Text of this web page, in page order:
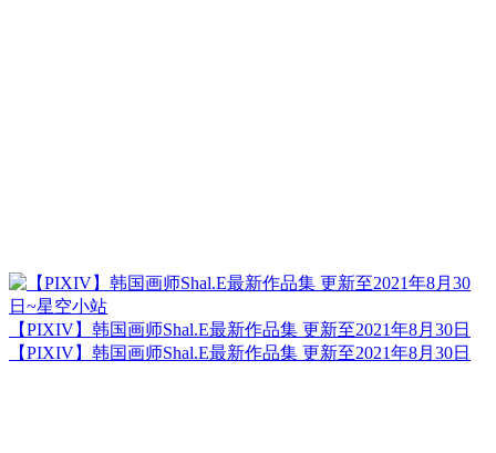
【PIXIV】韩国画师Shal.E最新作品集 更新至2021年8月30日
【PIXIV】韩国画师Shal.E最新作品集 更新至2021年8月30日